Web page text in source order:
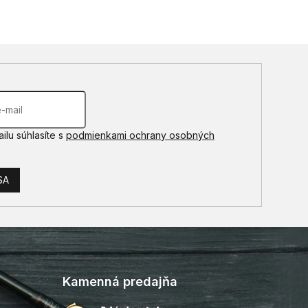
súhlasíte s podmienkami ochrany osobných
Kamenná predajňa